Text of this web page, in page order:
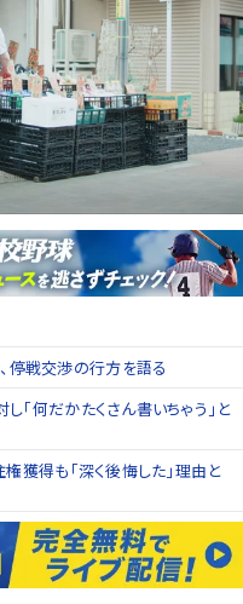
停戦交渉の行方を語る
「何だかたくさん書いちゃう」と
獲得も「深く後悔した」理由と